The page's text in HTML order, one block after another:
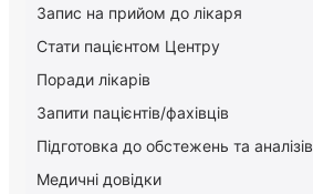
Запис на прийом до лікаря
Стати пацієнтом Центру
Поради лікарів
Запити пацієнтів/фахівців
Підготовка до обстежень та аналізів
Медичні довідки